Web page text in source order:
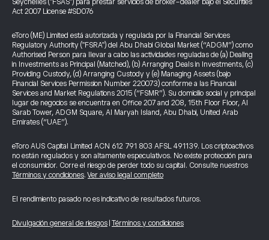
Seychelles ("FSAS") para prestar servicios de broker-dealer bajo el Securities
Act 2007 License #SD076
eToro (ME) Limited está autorizada y regulada por la Financial Services
Regulatory Authority ("FSRA") del Abu Dhabi Global Market (“ADGM”) como
Authorised Person para llevar a cabo las actividades reguladas de (a) Dealing
in Investments as Principal (Matched), (b) Arranging Deals in Investments, (c)
Providing Custody, (d) Arranging Custody y (e) Managing Assets (bajo
Financial Services Permission Number 220073) conforme a las Financial
Services and Market Regulations 2015 (“FSMR”). Su domicilio social y principal
lugar de negocios se encuentra en Office 207 and 208, 15th Floor Floor, Al
Sarab Tower, ADGM Square, Al Maryah Island, Abu Dhabi, United Arab
Emirates (“UAE”).
eToro AUS Capital Limited ACN 612 791 803 AFSL 491139. Los criptoactivos
no están regulados y son altamente especulativos. No existe protección para
el consumidor. Corre el riesgo de perder todo su capital. Consulte nuestros
Términos y condiciones.Ver aviso legal completo
El rendimiento pasado no es indicativo de resultados futuros.
Divulgación general de riesgos Términos y condiciones